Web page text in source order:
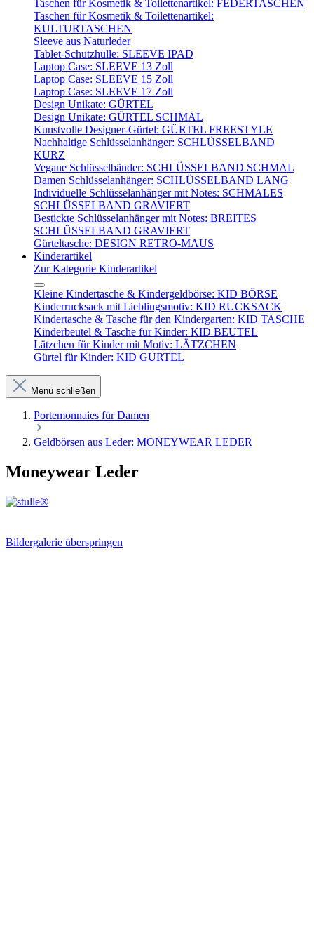
Taschen für Kosmetik & Toilettenartikel: FEDERTASCHEN
Taschen für Kosmetik & Toilettenartikel:
KULTURTASCHEN
Sleeve aus Naturleder
Tablet-Schutzhülle: SLEEVE IPAD
Laptop Case: SLEEVE 13 Zoll
Laptop Case: SLEEVE 15 Zoll
Laptop Case: SLEEVE 17 Zoll
Design Unikate: GÜRTEL
Design Unikate: GÜRTEL SCHMAL
Kunstvolle Designer-Gürtel: GÜRTEL FREESTYLE
Nachhaltige Schlüsselanhänger: SCHLÜSSELBAND
KURZ
Vegane Schlüsselbänder: SCHLÜSSELBAND SCHMAL
Damen Schlüsselanhänger: SCHLÜSSELBAND LANG
Individuelle Schlüsselanhänger mit Notes: SCHMALES
SCHLÜSSELBAND GRAVIERT
Bestickte Schlüsselanhänger mit Notes: BREITES
SCHLÜSSELBAND GRAVIERT
Gürteltasche: DESIGN RETRO-MAUS
Kinderartikel
Zur Kategorie Kinderartikel
Kleine Kindertasche & Kindergeldbörse: KID BÖRSE
Kinderrucksack mit Lieblingsmotiv: KID RUCKSACK
Kindertasche & Tasche für den Kindergarten: KID TASCHE
Kinderbeutel & Tasche für Kinder: KID BEUTEL
Lätzchen für Kinder mit Motiv: LÄTZCHEN
Gürtel für Kinder: KID GÜRTEL
Menü schließen
Portemonnaies für Damen
Geldbörsen aus Leder: MONEYWEAR LEDER
Moneywear Leder
Bildergalerie überspringen